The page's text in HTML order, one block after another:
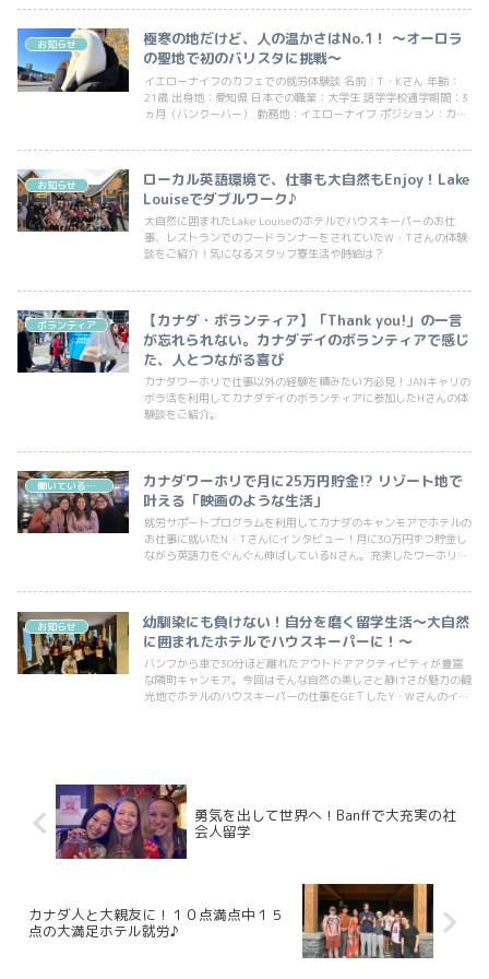
お知らせ
極寒の地だけど、人の温かさはNo.1！ ～オーロラ
の聖地で初のバリスタに挑戦～
イエローナイフのカフェでの就労体験談 名前：T・Kさん 年齢：
21歳 出身地：愛知県 日本での職業：大学生 語学学校通学期間：3
ヵ月（バンクーバー） 勤務地：イエローナイフ ポジション：カ
お知らせ
ローカル英語環境で、仕事も大自然もEnjoy！Lake
Louiseでダブルワーク♪
大自然に囲まれたLake Louiseのホテルでハウスキーパーのお仕
事、レストランでのフードランナーをされていたW・Tさんの体験
談をご紹介！気になるスタッフ寮生活や時給は？
ボランティア
【カナダ・ボランティア】「Thank you!」の一言
が忘れられない。カナダデイのボランティアで感じ
た、人とつながる喜び
カナダワーホリで仕事以外の経験を積みたい方必見！JANキャリの
ボラ活を利用してカナダデイのボランティアに参加したHさんの体
験談をご紹介。
働いている人インタビュー（ホスピタリティ）
カナダワーホリで月に25万円貯金!? リゾート地で
叶える「映画のような生活」
就労サポートプログラムを利用してカナダのキャンモアでホテルの
お仕事に就いたN・Tさんにインタビュー！月に30万円ずつ貯金し
ながら英語力をぐんぐん伸ばしているNさん。充実したワーホリ生
お知らせ
幼馴染にも負けない！自分を磨く留学生活～大自然
に囲まれたホテルでハウスキーパーに！～
バンフから車で30分ほど離れたアウトドアアクティビティが豊富
な隣町キャンモア。今回はそんな自然の美しさと静けさが魅力の観
光地でホテルのハウスキーパーの仕事をGEＴしたY・Wさんのイン
勇気を出して世界へ！Banffで大充実の社
会人留学
カナダ人と大親友に！１０点満点中１５
点の大満足ホテル就労♪